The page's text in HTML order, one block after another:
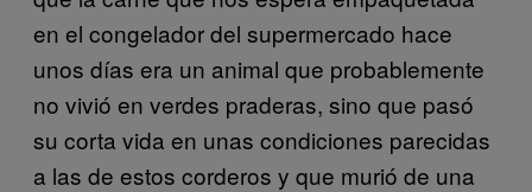
en el congelador del supermercado hace
unos días era un animal que probablemente
no vivió en verdes praderas, sino que pasó
su corta vida en unas condiciones parecidas
a las de estos corderos y que murió de una